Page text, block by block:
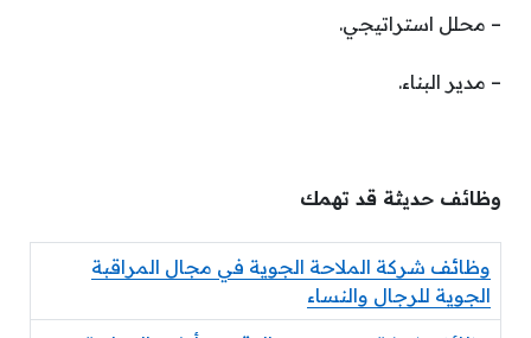
– محلل استراتيجي.
– مدير البناء.
وظائف حديثة قد تهمك
وظائف شركة الملاحة الجوية في مجال المراقبة
الجوية للرجال والنساء